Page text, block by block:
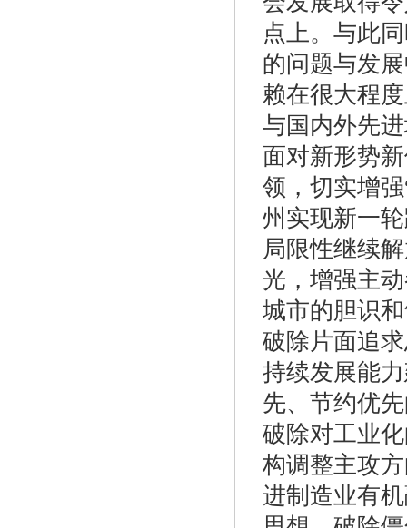
点上。与此
的问题与发
赖在很大程
与国内外先
面对新形势
领，切实增
州实现新一
局限性继续
光，增强主
城市的胆识
破除片面追
持续发展能
先、节约优
破除对工业
构调整主攻
进制造业有